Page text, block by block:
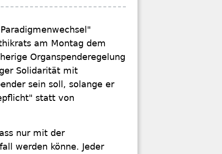
am Montag dem
Organspenderegelung
Solidarität mit
sein soll, solange er
statt von
nur mit der
werden könne. Jeder